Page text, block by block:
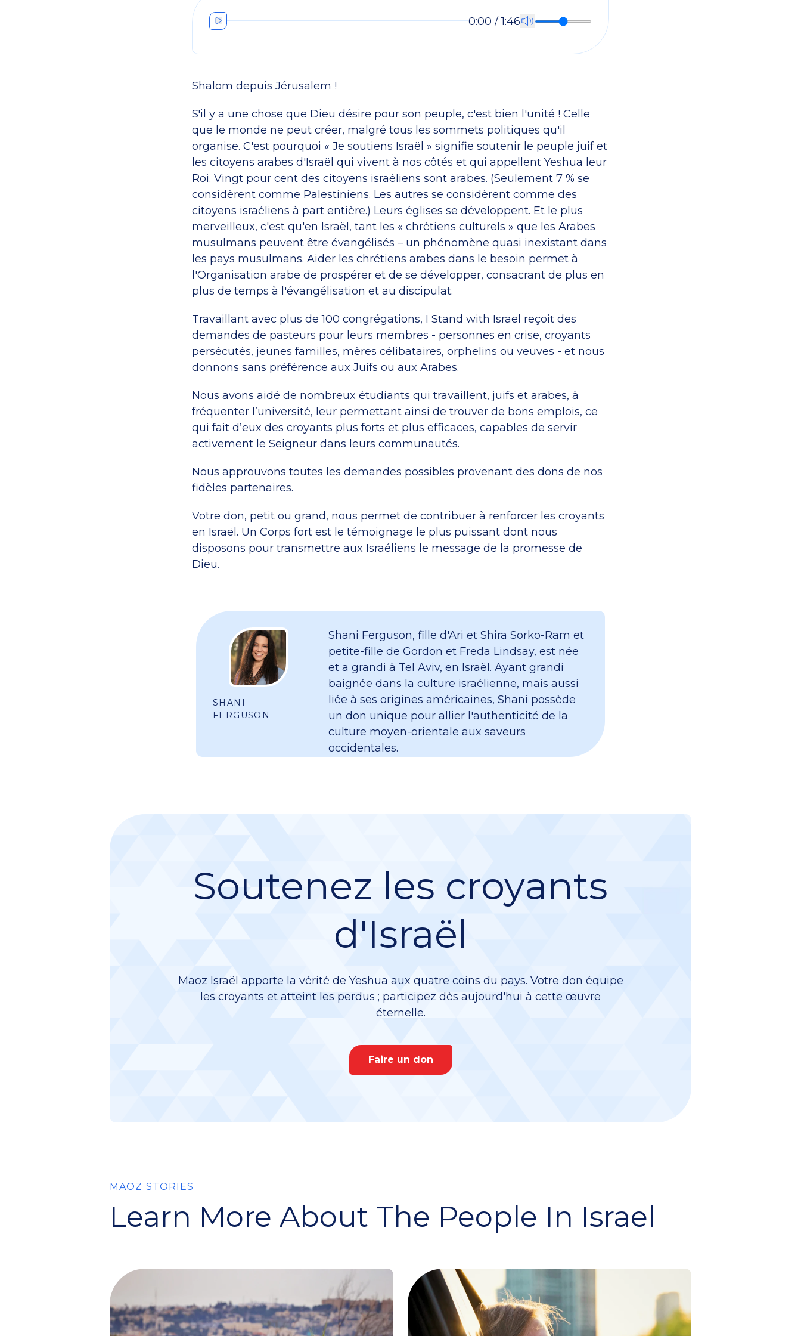
0:00 / 1:46
Shalom depuis Jérusalem !
S'il y a une chose que Dieu désire pour son peuple, c'est bien l'unité ! Celle
que le monde ne peut créer, malgré tous les sommets politiques qu'il
organise. C'est pourquoi « Je soutiens Israël » signifie soutenir le peuple juif et
les citoyens arabes d'Israël qui vivent à nos côtés et qui appellent Yeshua leur
Roi. Vingt pour cent des citoyens israéliens sont arabes. (Seulement 7 % se
considèrent comme Palestiniens. Les autres se considèrent comme des
citoyens israéliens à part entière.) Leurs églises se développent. Et le plus
merveilleux, c'est qu'en Israël, tant les « chrétiens culturels » que les Arabes
musulmans peuvent être évangélisés – un phénomène quasi inexistant dans
les pays musulmans. Aider les chrétiens arabes dans le besoin permet à
l'Organisation arabe de prospérer et de se développer, consacrant de plus en
plus de temps à l'évangélisation et au discipulat.
Travaillant avec plus de 100 congrégations, I Stand with Israel reçoit des
demandes de pasteurs pour leurs membres - personnes en crise, croyants
persécutés, jeunes familles, mères célibataires, orphelins ou veuves - et nous
donnons sans préférence aux Juifs ou aux Arabes.
Nous avons aidé de nombreux étudiants qui travaillent, juifs et arabes, à
fréquenter l’université, leur permettant ainsi de trouver de bons emplois, ce
qui fait d’eux des croyants plus forts et plus efficaces, capables de servir
activement le Seigneur dans leurs communautés.
Nous approuvons toutes les demandes possibles provenant des dons de nos
fidèles partenaires.
Votre don, petit ou grand, nous permet de contribuer à renforcer les croyants
en Israël. Un Corps fort est le témoignage le plus puissant dont nous
disposons pour transmettre aux Israéliens le message de la promesse de
Dieu.
SHANI
FERGUSON
Shani Ferguson, fille d'Ari et Shira Sorko-Ram et
petite-fille de Gordon et Freda Lindsay, est née
et a grandi à Tel Aviv, en Israël. Ayant grandi
baignée dans la culture israélienne, mais aussi
liée à ses origines américaines, Shani possède
un don unique pour allier l'authenticité de la
culture moyen-orientale aux saveurs
occidentales.
Soutenez les croyants
d'Israël
Maoz Israël apporte la vérité de Yeshua aux quatre coins du pays. Votre don équipe
les croyants et atteint les perdus ; participez dès aujourd'hui à cette œuvre
éternelle.
Faire un don
MAOZ STORIES
Learn More About The People In Israel